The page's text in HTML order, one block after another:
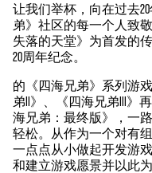
让我们举杯，向在过去
弟》社区的每一个人致敬
失落的天堂》为首发的
20周年纪念。
的《四海兄弟》系列游
弟II》、《四海兄弟III》
海兄弟：最终版》，一
轻松。从作为一个对有
一点点从小做起开发游
和建立游戏愿景并以此